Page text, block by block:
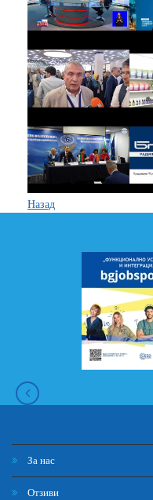
Назад
За нас
Отзиви